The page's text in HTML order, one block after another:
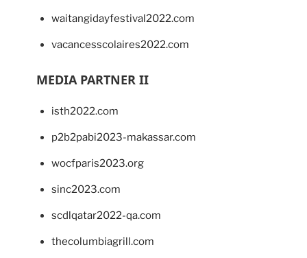
waitangidayfestival2022.com
vacancesscolaires2022.com
MEDIA PARTNER II
isth2022.com
p2b2pabi2023-makassar.com
wocfparis2023.org
sinc2023.com
scdlqatar2022-qa.com
thecolumbiagrill.com